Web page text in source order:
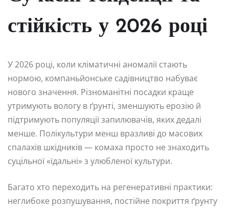
стійкість у 2026 році
У 2026 році, коли кліматичні аномалії стають
нормою, компаньйонське садівництво набуває
нового значення. Різноманітні посадки краще
утримують вологу в ґрунті, зменшують ерозію й
підтримують популяції запилювачів, яких дедалі
менше. Полікультури менш вразливі до масових
спалахів шкідників — комаха просто не знаходить
суцільної «їдальні» з улюбленої культури.
Багато хто переходить на регенеративні практики:
неглибоке розпушування, постійне покриття ґрунту